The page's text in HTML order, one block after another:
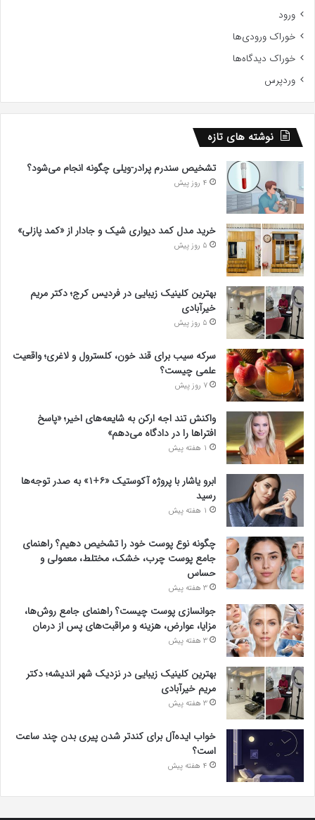
ورود
خوراک ورودی‌ها
خوراک دیدگاه‌ها
وردپرس
نوشته های تازه
تشخیص سندرم پرادر-ویلی چگونه انجام می‌شود؟
4 روز پیش
خرید مدل کمد دیواری شیک و جادار از «کمد پازلی»
5 روز پیش
بهترین کلینیک زیبایی در فردیس کرج؛ دکتر مریم
خیرآبادی
5 روز پیش
سرکه سیب برای قند خون، کلسترول و لاغری؛ واقعیت
علمی چیست؟
7 روز پیش
واکنش تند اجه ارکن به شایعه‌های اخیر؛ «پاسخ
افتراها را در دادگاه می‌دهم»
1 هفته پیش
ابرو یاشار با پروژه آکوستیک «۶+۱» به صدر توجه‌ها
رسید
1 هفته پیش
چگونه نوع پوست خود را تشخیص دهیم؟ راهنمای
جامع پوست چرب، خشک، مختلط، معمولی و
حساس
3 هفته پیش
جوانسازی پوست چیست؟ راهنمای جامع روش‌ها،
مزایا، عوارض، هزینه و مراقبت‌های پس از درمان
3 هفته پیش
بهترین کلینیک زیبایی در نزدیک شهر اندیشه؛ دکتر
مریم خیرآبادی
3 هفته پیش
خواب ایده‌آل برای کندتر شدن پیری بدن چند ساعت
است؟
4 هفته پیش